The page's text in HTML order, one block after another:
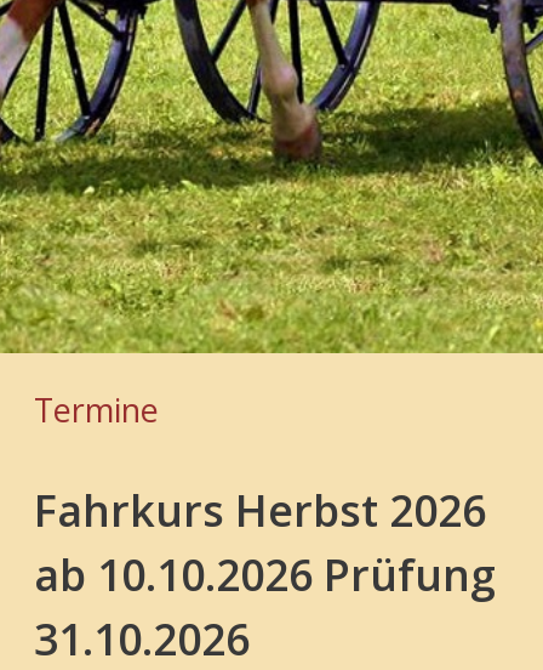
Termine
Fahrkurs Herbst 2026
ab 10.10.2026 Prüfung
31.10.2026